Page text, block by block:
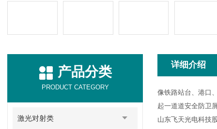
产品分类
PRODUCT CATEGORY
激光对射类
详细介绍
像铁路站台、港口
起一道道安全防卫
山东飞天光电科技